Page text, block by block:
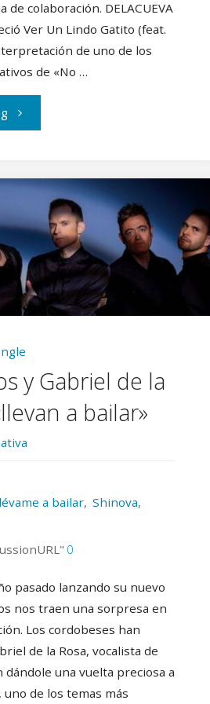
colaboración. DELACUEVA
Ver Un Lindo Gatito (feat.
de uno de los
de «No …
"Ahora
ve
lindos
gatitos
junto
Grasias"
y Gabriel de la
a bailar»
a bailar, Shinova,
0
pasado lanzando su nuevo
nos traen una sorpresa en
Los cordobeses han
de la Rosa, vocalista de
dándole una vuelta preciosa a
uno de los temas más